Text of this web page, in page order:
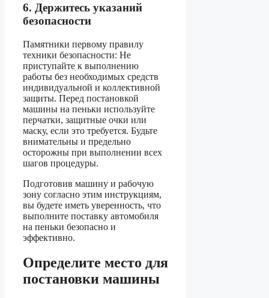
6. Держитесь указаний
безопасности
Памятники первому правилу
техники безопасности: Не
приступайте к выполнению
работы без необходимых средств
индивидуальной и коллективной
защиты. Перед постановкой
машины на пеньки используйте
перчатки, защитные очки или
маску, если это требуется. Будьте
внимательны и предельно
осторожны при выполнении всех
шагов процедуры.
Подготовив машину и рабочую
зону согласно этим инструкциям,
вы будете иметь уверенность, что
выполните поставку автомобиля
на пеньки безопасно и
эффективно.
Определите место для
постановки машины